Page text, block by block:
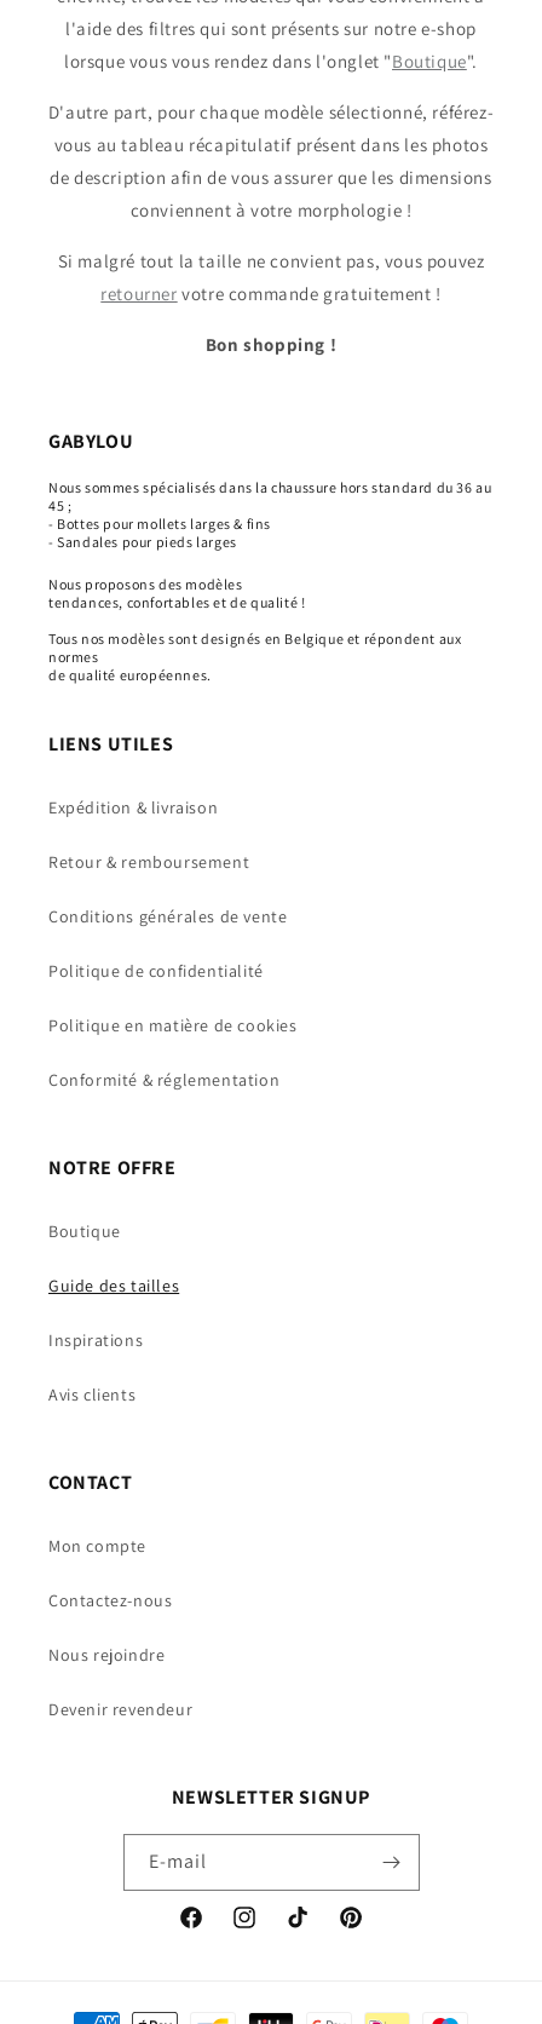
l'aide des filtres qui sont présents sur notre e-shop
lorsque vous vous rendez dans l'onglet "Boutique".
D'autre part, pour chaque modèle sélectionné, référez-
vous au tableau récapitulatif présent dans les photos
de description afin de vous assurer que les dimensions
conviennent à votre morphologie !
Si malgré tout la taille ne convient pas, vous pouvez
retourner votre commande gratuitement !
Bon shopping !
GABYLOU
Nous sommes spécialisés dans la chaussure hors standard du 36 au
45 ;
- Bottes pour mollets larges & fins
- Sandales pour pieds larges
Nous proposons des modèles
tendances, confortables et de qualité !
Tous nos modèles sont designés en Belgique et répondent aux
normes
de qualité européennes.
LIENS UTILES
Expédition & livraison
Retour & remboursement
Conditions générales de vente
Politique de confidentialité
Politique en matière de cookies
Conformité & réglementation
NOTRE OFFRE
Boutique
Guide des tailles
Inspirations
Avis clients
CONTACT
Mon compte
Contactez-nous
Nous rejoindre
Devenir revendeur
NEWSLETTER SIGNUP
E-mail
FacebookInstagramTikTok Pinterest
Moyens